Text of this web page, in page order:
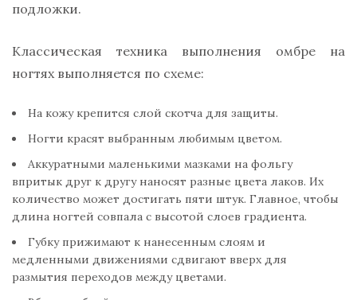
подложки.
Классическая техника выполнения омбре на
ногтях выполняется по схеме:
На кожу крепится слой скотча для защиты.
Ногти красят выбранным любимым цветом.
Аккуратными маленькими мазками на фольгу
впритык друг к другу наносят разные цвета лаков. Их
количество может достигать пяти штук. Главное, чтобы
длина ногтей совпала с высотой слоев градиента.
Губку прижимают к нанесенным слоям и
медленными движениями сдвигают вверх для
размытия переходов между цветами.